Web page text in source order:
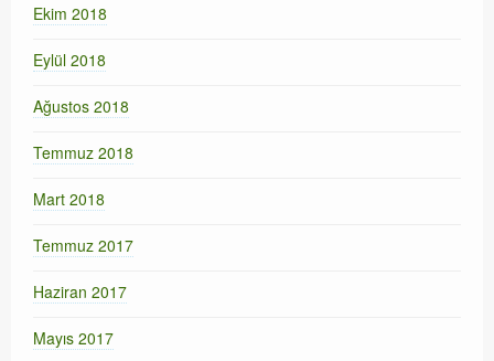
Ekim 2018
Eylül 2018
Ağustos 2018
Temmuz 2018
Mart 2018
Temmuz 2017
Haziran 2017
Mayıs 2017